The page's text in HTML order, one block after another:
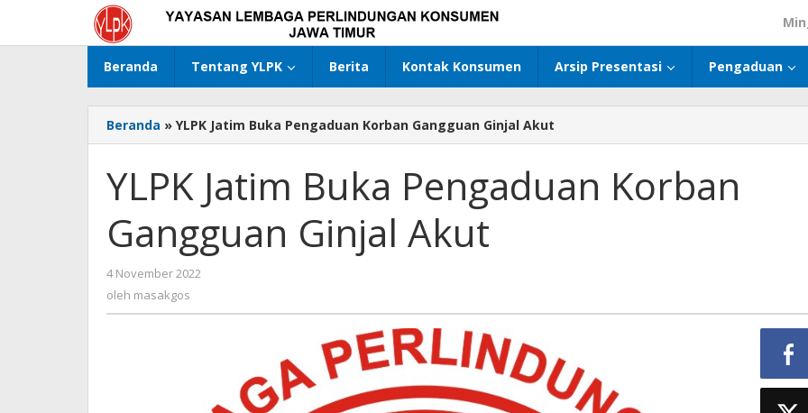
konten
Beranda Tentang YLPK Berita Kontak Konsumen Arsip Presentasi Pengaduan
Beranda » YLPK Jatim Buka Pengaduan Korban Gangguan Ginjal Akut
YLPK Jatim Buka Pengaduan Korban
Gangguan Ginjal Akut
4 November 2022
oleh masakgos